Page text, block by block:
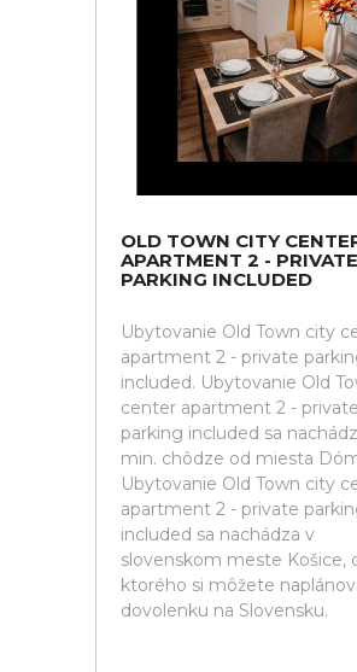
OLD TOWN CITY
APARTMENT 2 - PRIVATE
PARKING INCLUDED
Ubytovanie Old Town city
apartment 2 - private
included. Ubytovanie Old
center apartment 2 - private
parking included sa
min. chôdze od miesta
Ubytovanie Old Town city
apartment 2 - private
included sa nachádza v
slovenskom meste Košice,
ktorého si môžete
dovolenku na Slovensku.